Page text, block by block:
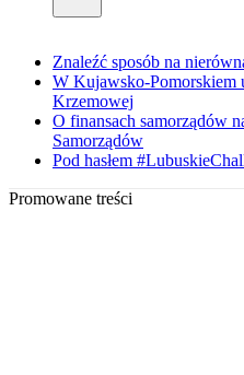
Znaleźć sposób na
W Kujawsko-Pomorskiem
Krzemowej
O finansach samorządów
Samorządów
Pod hasłem
Promowane treści